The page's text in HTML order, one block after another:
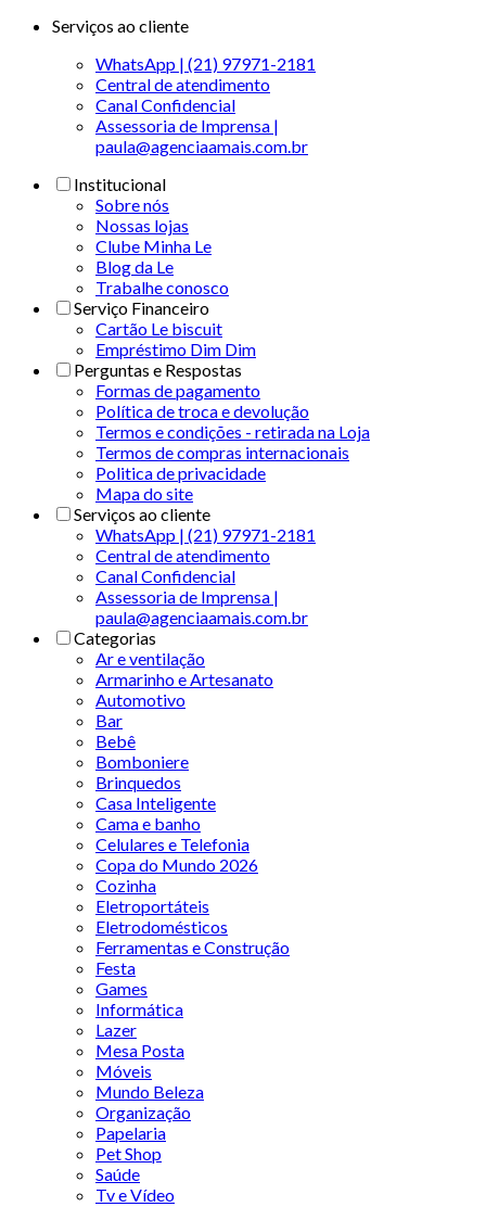
Serviços ao cliente
WhatsApp | (21) 97971-2181
Central de atendimento
Canal Confidencial
Assessoria de Imprensa |
paula@agenciaamais.com.br
Institucional
Sobre nós
Nossas lojas
Clube Minha Le
Blog da Le
Trabalhe conosco
Serviço Financeiro
Cartão Le biscuit
Empréstimo Dim Dim
Perguntas e Respostas
Formas de pagamento
Política de troca e devolução
Termos e condições - retirada na Loja
Termos de compras internacionais
Politica de privacidade
Mapa do site
Serviços ao cliente
WhatsApp | (21) 97971-2181
Central de atendimento
Canal Confidencial
Assessoria de Imprensa |
paula@agenciaamais.com.br
Categorias
Ar e ventilação
Armarinho e Artesanato
Automotivo
Bar
Bebê
Bomboniere
Brinquedos
Casa Inteligente
Cama e banho
Celulares e Telefonia
Copa do Mundo 2026
Cozinha
Eletroportáteis
Eletrodomésticos
Ferramentas e Construção
Festa
Games
Informática
Lazer
Mesa Posta
Móveis
Mundo Beleza
Organização
Papelaria
Pet Shop
Saúde
Tv e Vídeo